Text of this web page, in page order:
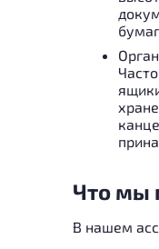
Что мы
В нашем